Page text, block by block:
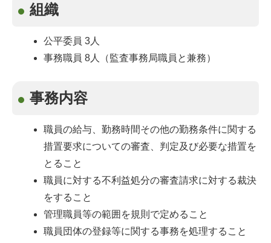
組織
公平委員 3人
事務職員 8人（監査事務局職員と兼務）
事務内容
職員の給与、勤務時間その他の勤務条件に関する
措置要求についての審査、判定及び必要な措置を
とること
職員に対する不利益処分の審査請求に対する裁決
をすること
管理職員等の範囲を規則で定めること
職員団体の登録等に関する事務を処理すること